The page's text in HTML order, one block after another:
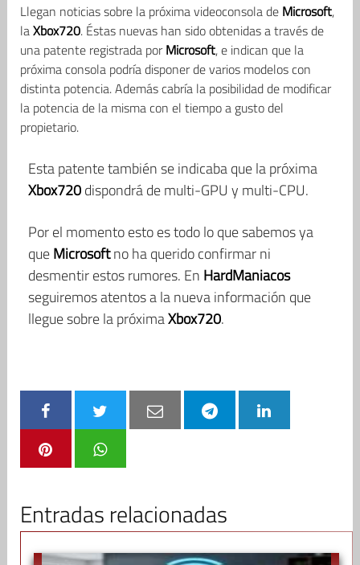
Llegan noticias sobre la próxima videoconsola de Microsoft,
laXbox720. Éstas nuevas han sido obtenidas a través de
una patente registrada porMicrosoft, e indican que la
próxima consola podría disponer de varios modelos con
distinta potencia. Además cabría la posibilidad de modificar
la potencia de la misma con el tiempo a gusto del
propietario.
Esta patente también se indicaba que la próxima
Xbox720dispondrá de multi-GPU y multi-CPU.
Por el momento esto es todo lo que sabemos ya
queMicrosoftno ha querido confirmar ni
desmentir estos rumores. En HardManiacos
seguiremos atentos a la nueva información que
llegue sobre la próximaXbox720.
Entradas relacionadas